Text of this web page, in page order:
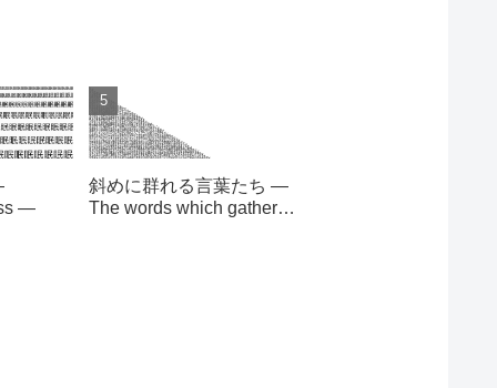
—
斜めに群れる言葉たち —
The words which gather